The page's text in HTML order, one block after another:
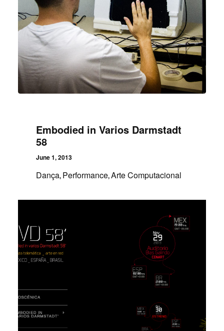
Embodied in Varios Darmstadt
58
June 1, 2013
Dança, Performance,Arte Computacional